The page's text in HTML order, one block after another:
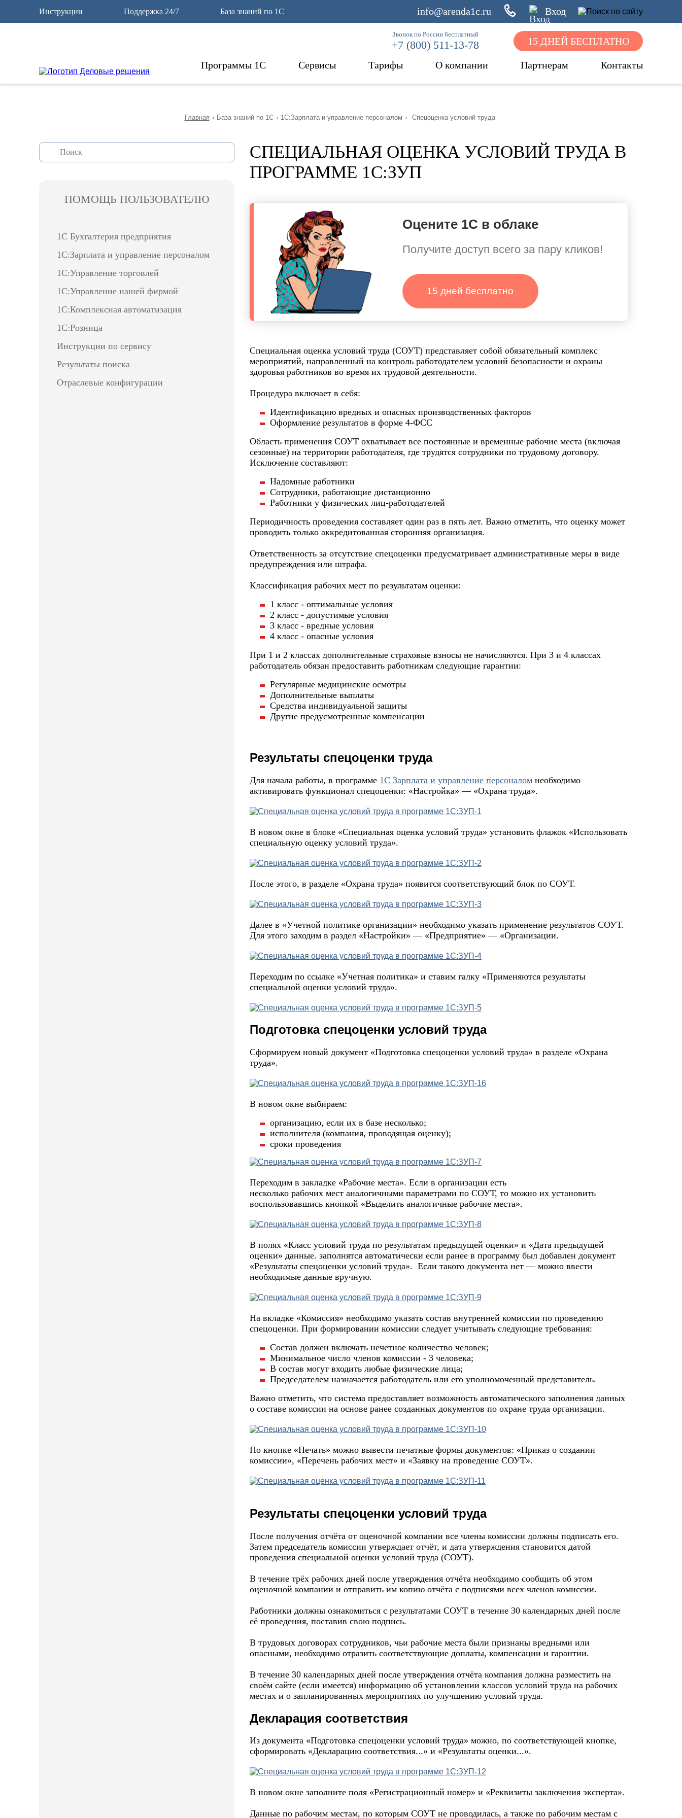
Инструкции Поддержка 24/7 База знаний по 1С info@arenda1c.ru Вход
Звонок по России бесплатный
+7 (800) 511-13-78 15 ДНЕЙ БЕСПЛАТНО
Программы 1С Сервисы Тарифы О компании Партнерам Контакты
Главная › База знаний по 1С › 1С:Зарплата и управление персоналом › Спецоценка условий труда
ПОМОЩЬ ПОЛЬЗОВАТЕЛЮ
1С Бухгалтерия предприятия
1С:Зарплата и управление персоналом
1С:Управление торговлей
1С:Управление нашей фирмой
1С:Комплексная автоматизация
1С:Розница
Инструкции по сервису
Результаты поиска
Отраслевые конфигурации
СПЕЦИАЛЬНАЯ ОЦЕНКА УСЛОВИЙ ТРУДА В
ПРОГРАММЕ 1С:ЗУП
Оцените 1С в облаке
Получите доступ всего за пару кликов!
15 дней бесплатно
Специальная оценка условий труда (СОУТ) представляет собой обязательный комплекс
мероприятий, направленный на контроль работодателем условий безопасности и охраны
здоровья работников во время их трудовой деятельности.
Процедура включает в себя:
Идентификацию вредных и опасных производственных факторов
Оформление результатов в форме 4-ФСС
Область применения СОУТ охватывает все постоянные и временные рабочие места (включая
сезонные) на территории работодателя, где трудятся сотрудники по трудовому договору.
Исключение составляют:
Надомные работники
Сотрудники, работающие дистанционно
Работники у физических лиц-работодателей
Периодичность проведения составляет один раз в пять лет. Важно отметить, что оценку может
проводить только аккредитованная сторонняя организация.
Ответственность за отсутствие спецоценки предусматривает административные меры в виде
предупреждения или штрафа.
Классификация рабочих мест по результатам оценки:
1 класс - оптимальные условия
2 класс - допустимые условия
3 класс - вредные условия
4 класс - опасные условия
При 1 и 2 классах дополнительные страховые взносы не начисляются. При 3 и 4 классах
работодатель обязан предоставить работникам следующие гарантии:
Регулярные медицинские осмотры
Дополнительные выплаты
Средства индивидуальной защиты
Другие предусмотренные компенсации
Результаты спецоценки труда
Для начала работы, в программе 1С Зарплата и управление персоналом необходимо
активировать функционал спецоценки: «Настройка» — «Охрана труда».
В новом окне в блоке «Специальная оценка условий труда» установить флажок «Использовать
специальную оценку условий труда».
После этого, в разделе «Охрана труда» появится соответствующий блок по СОУТ.
Далее в «Учетной политике организации» необходимо указать применение результатов СОУТ.
Для этого заходим в раздел «Настройки» — «Предприятие» — «Организации.
Переходим по ссылке «Учетная политика» и ставим галку «Применяются результаты
специальной оценки условий труда».
Подготовка спецоценки условий труда
Сформируем новый документ «Подготовка спецоценки условий труда» в разделе «Охрана
труда».
В новом окне выбираем:
организацию, если их в базе несколько;
исполнителя (компания, проводящая оценку);
сроки проведения
Переходим в закладке «Рабочие места». Если в организации есть
несколько рабочих мест аналогичными параметрами по СОУТ, то можно их установить
воспользовавшись кнопкой «Выделить аналогичные рабочие места».
В полях «Класс условий труда по результатам предыдущей оценки» и «Дата предыдущей
оценки» данные. заполнятся автоматически если ранее в программу был добавлен документ
«Результаты спецоценки условий труда». Если такого документа нет — можно ввести
необходимые данные вручную.
На вкладке «Комиссия» необходимо указать состав внутренней комиссии по проведению
спецоценки. При формировании комиссии следует учитывать следующие требования:
Состав должен включать нечетное количество человек;
Минимальное число членов комиссии - 3 человека;
В состав могут входить любые физические лица;
Председателем назначается работодатель или его уполномоченный представитель.
Важно отметить, что система предоставляет возможность автоматического заполнения данных
о составе комиссии на основе ранее созданных документов по охране труда организации.
По кнопке «Печать» можно вывести печатные формы документов: «Приказ о создании
комиссии», «Перечень рабочих мест» и «Заявку на проведение СОУТ».
Результаты спецоценки условий труда
После получения отчёта от оценочной компании все члены комиссии должны подписать его.
Затем председатель комиссии утверждает отчёт, и дата утверждения становится датой
проведения специальной оценки условий труда (СОУТ).
В течение трёх рабочих дней после утверждения отчёта необходимо сообщить об этом
оценочной компании и отправить им копию отчёта с подписями всех членов комиссии.
Работники должны ознакомиться с результатами СОУТ в течение 30 календарных дней после
её проведения, поставив свою подпись.
В трудовых договорах сотрудников, чьи рабочие места были признаны вредными или
опасными, необходимо отразить соответствующие доплаты, компенсации и гарантии.
В течение 30 календарных дней после утверждения отчёта компания должна разместить на
своём сайте (если имеется) информацию об установлении классов условий труда на рабочих
местах и о запланированных мероприятиях по улучшению условий труда.
Декларация соответствия
Из документа «Подготовка спецоценки условий труда» можно, по соответствующей кнопке,
сформировать «Декларацию соответствия...» и «Результаты оценки...».
В новом окне заполните поля «Регистрационный номер» и «Реквизиты заключения эксперта».
Данные по рабочим местам, по которым СОУТ не проводилась, а также по рабочим местам с